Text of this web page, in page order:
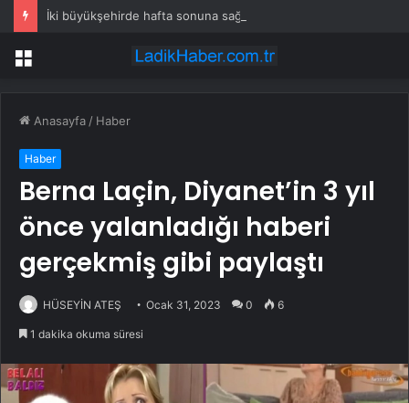
Menü
Anasayfa / Haber
Haber
Berna Laçin, Diyanet’in 3 yıl
önce yalanladığı haberi
gerçekmiş gibi paylaştı
HÜSEYİN ATEŞ Ocak 31, 2023 0 6
1 dakika okuma süresi